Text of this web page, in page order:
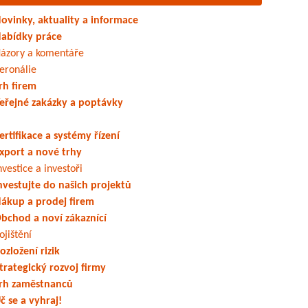
aktuality a informace
práce
a komentáře
firem
zakázky a poptávky
a systémy řízení
a nové trhy
a investoři
do našich projektů
a prodej firem
a noví zákaznící
rizik
rozvoj firmy
zaměstnanců
se a vyhraj!